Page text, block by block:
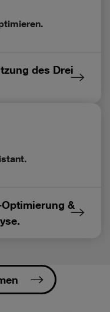
des Drei
&
Union aufweisen
Funktion dieser